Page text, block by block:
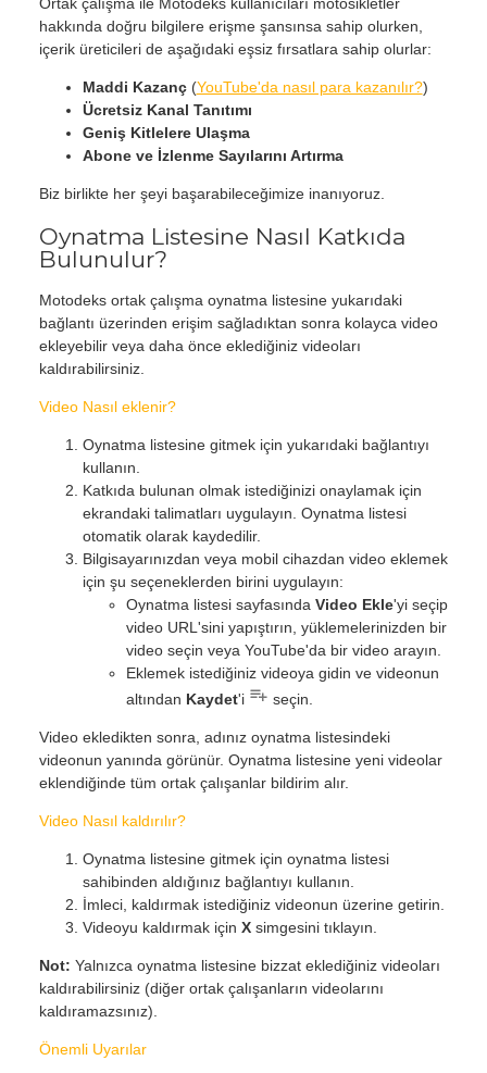
Ortak çalışma ile Motodeks kullanıcıları motosikletler
hakkında doğru bilgilere erişme şansınsa sahip olurken,
içerik üreticileri de aşağıdaki eşsiz fırsatlara sahip olurlar:
Maddi Kazanç(YouTube'da nasıl para kazanılır?)
Ücretsiz Kanal Tanıtımı
Geniş Kitlelere Ulaşma
Abone ve İzlenme Sayılarını Artırma
Biz birlikte her şeyi başarabileceğimize inanıyoruz.
Oynatma Listesine Nasıl Katkıda
Bulunulur?
Motodeks ortak çalışma oynatma listesine yukarıdaki
bağlantı üzerinden erişim sağladıktan sonra kolayca video
ekleyebilir veya daha önce eklediğiniz videoları
kaldırabilirsiniz.
Video Nasıl eklenir?
Oynatma listesine gitmek için yukarıdaki bağlantıyı
kullanın.
Katkıda bulunan olmak istediğinizi onaylamak için
ekrandaki talimatları uygulayın. Oynatma listesi
otomatik olarak kaydedilir.
Bilgisayarınızdan veya mobil cihazdan video eklemek
için şu seçeneklerden birini uygulayın:
Oynatma listesi sayfasında Video Ekle'yi seçip
video URL'sini yapıştırın, yüklemelerinizden bir
video seçin veya YouTube'da bir video arayın.
Eklemek istediğiniz videoya gidin ve videonun
altından Kaydet'i seçin.
Video ekledikten sonra, adınız oynatma listesindeki
videonun yanında görünür. Oynatma listesine yeni videolar
eklendiğinde tüm ortak çalışanlar bildirim alır.
Video Nasıl kaldırılır?
Oynatma listesine gitmek için oynatma listesi
sahibinden aldığınız bağlantıyı kullanın.
İmleci, kaldırmak istediğiniz videonun üzerine getirin.
Videoyu kaldırmak için Xsimgesini tıklayın.
Not: Yalnızca oynatma listesine bizzat eklediğiniz videoları
kaldırabilirsiniz (diğer ortak çalışanların videolarını
kaldıramazsınız).
Önemli Uyarılar